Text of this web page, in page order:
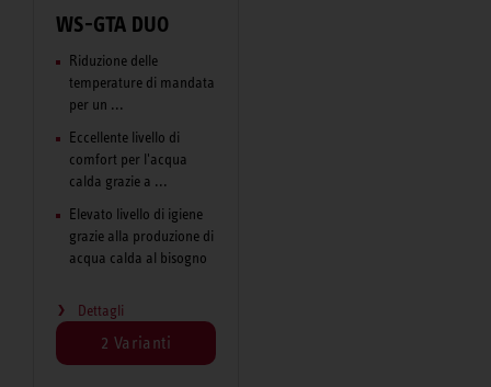
WS-GTA DUO
Riduzione delle
temperature di mandata
per un ...
Eccellente livello di
comfort per l'acqua
calda grazie a ...
Elevato livello di igiene
grazie alla produzione di
acqua calda al bisogno
Dettagli
2 Varianti